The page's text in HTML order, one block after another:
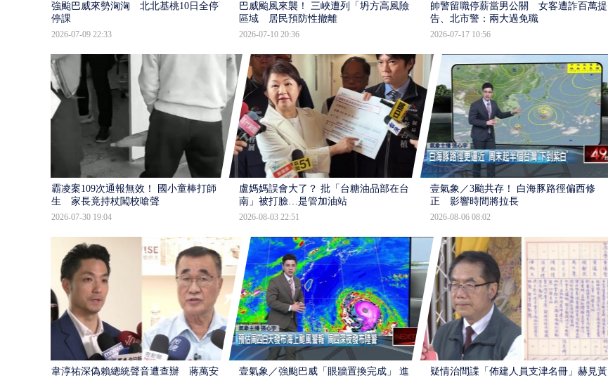
強颱巴威來勢洶洶 北北基桃10日全停班
停課
2026-07-09 22:33
巴威颱風來襲！ 三峽遭列「坍方高風險」
區域 居民預防性撤離
2026-07-10 20:36
帥警留職停薪當男公關 女客遭詐百萬提
告、北市警：兩大過免職
2026-07-17 10:56
霸凌案109次通報無效！ 國小童棒打師
生 家長竟持杖闖校嗆聲
2026-07-30 19:04
盧媽媽誤會大了？ 批「台糖油品部在台
南」被打臉…是管加油站
2026-08-03 22:51
壹氣象／3颱共存！ 白海豚路徑偏西修
正 影響時間將拉長
2026-08-06 08:02
韋淳祐深偽賴總統聲音遭查辦 蔣萬安態
壹氣象／強颱巴威「眼牆置換完成」 進入
疑情治間諜「佈建人員支津名冊」赫見黃